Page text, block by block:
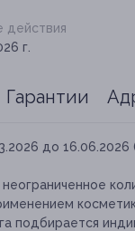
действия
г.
Гарантии
до 16.06.2026
подбирается